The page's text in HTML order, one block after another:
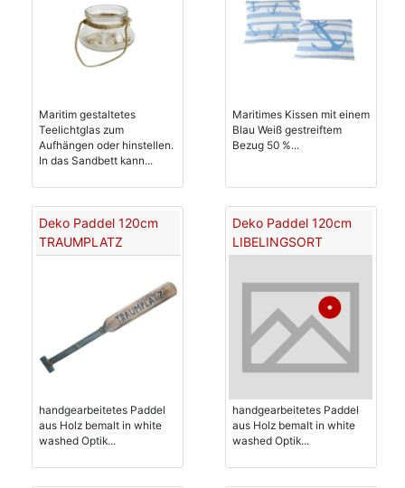
Maritim gestaltetes
Teelichtglas zum
Aufhängen oder hinstellen.
In das Sandbett kann...
Maritimes Kissen mit einem
Blau Weiß gestreiftem
Bezug 50 %...
Deko Paddel 120cm
TRAUMPLATZ
handgearbeitetes Paddel
aus Holz bemalt in white
washed Optik...
Deko Paddel 120cm
LIBELINGSORT
handgearbeitetes Paddel
aus Holz bemalt in white
washed Optik...